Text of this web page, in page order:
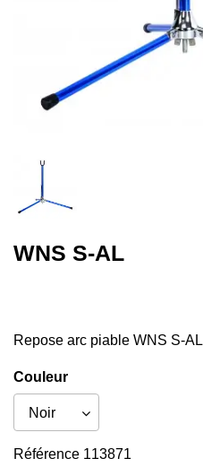
WNS S-AL
Repose arc piable WNS S-AL
Couleur
Référence 113871